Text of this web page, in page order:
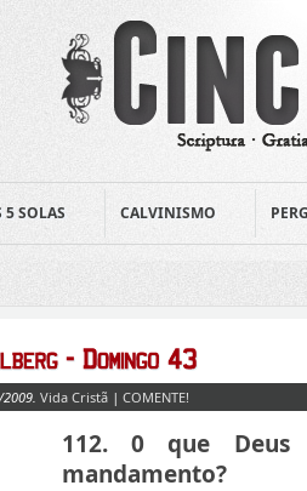
5 SOLAS CALVINISMO
Vida Cristã | COMENTE!
112. 0 que
mandamento?